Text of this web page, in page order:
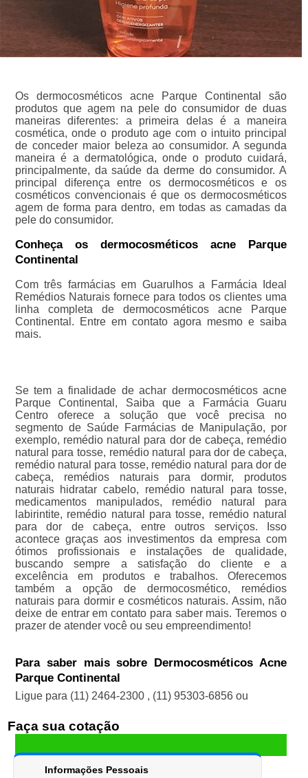
Os dermocosméticos acne Parque Continental são
produtos que agem na pele do consumidor de duas
maneiras diferentes: a primeira delas é a maneira
cosmética, onde o produto age com o intuito principal
de conceder maior beleza ao consumidor. A segunda
maneira é a dermatológica, onde o produto cuidará,
principalmente, da saúde da derme do consumidor. A
principal diferença entre os dermocosméticos e os
cosméticos convencionais é que os dermocosméticos
agem de forma para dentro, em todas as camadas da
pele do consumidor.
Conheça os dermocosméticos acne Parque
Continental
Com três farmácias em Guarulhos a Farmácia Ideal
Remédios Naturais fornece para todos os clientes uma
linha completa de dermocosméticos acne Parque
Continental. Entre em contato agora mesmo e saiba
mais.
Se tem a finalidade de achar dermocosméticos acne
Parque Continental, Saiba que a Farmácia Guaru
Centro oferece a solução que você precisa no
segmento de Saúde Farmácias de Manipulação, por
exemplo, remédio natural para dor de cabeça, remédio
natural para tosse, remédio natural para dor de cabeça,
remédio natural para tosse, remédio natural para dor de
cabeça, remédios naturais para dormir, produtos
naturais hidratar cabelo, remédio natural para tosse,
medicamentos manipulados, remédio natural para
labirintite, remédio natural para tosse, remédio natural
para dor de cabeça, entre outros serviços. Isso
acontece graças aos investimentos da empresa com
ótimos profissionais e instalações de qualidade,
buscando sempre a satisfação do cliente e a
excelência em produtos e trabalhos. Oferecemos
também a opção de dermocosmético, remédios
naturais para dormir e cosméticos naturais. Assim, não
deixe de entrar em contato para saber mais. Teremos o
prazer de atender você ou seu empreendimento!
Para saber mais sobre Dermocosméticos Acne
Parque Continental
Ligue para (11) 2464-2300 , (11) 95303-6856 ou
Faça sua cotação
Informações Pessoais